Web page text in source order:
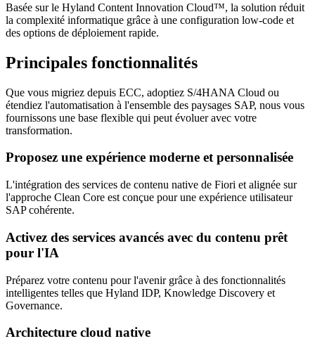
Basée sur le Hyland Content Innovation Cloud™, la solution réduit
la complexité informatique grâce à une configuration low-code et
des options de déploiement rapide.
Principales fonctionnalités
Que vous migriez depuis ECC, adoptiez S/4HANA Cloud ou
étendiez l'automatisation à l'ensemble des paysages SAP, nous vous
fournissons une base flexible qui peut évoluer avec votre
transformation.
Proposez une expérience moderne et personnalisée
L'intégration des services de contenu native de Fiori et alignée sur
l'approche Clean Core est conçue pour une expérience utilisateur
SAP cohérente.
Activez des services avancés avec du contenu prêt
pour l'IA
Préparez votre contenu pour l'avenir grâce à des fonctionnalités
intelligentes telles que Hyland IDP, Knowledge Discovery et
Governance.
Architecture cloud native